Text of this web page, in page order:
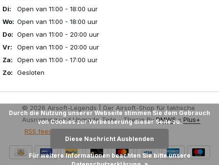
Di:
Open van 11:00 - 18:00 uur
Wo: Open van 11:00 - 18:00 uur
Do: Open van 11:00 - 20:00 uur
Vr:
Open van 11:00 - 20:00 uur
Za:
Open van 11:00 - 17:00 uur
Zo:
Gesloten
© 2026 Airsoft-Legends | Der Airsoft-Shop für taktische
Ausrüstung und Upgrade-Teile - Theme By DMWSx Plus+
RSS feed
Durch die Nutzung unserer Webseite stimmen Sie dem Gebrauch
von Cookies zur Verbesserung dieser Seite zu.
Diese Nachricht Ausblenden
Für weitere Informationen beachten Sie bitte unsere